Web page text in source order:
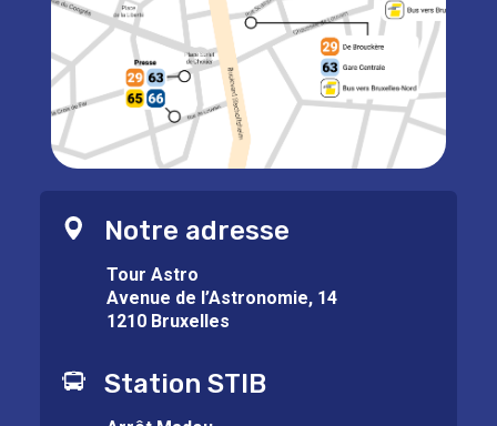
Notre adresse
Tour Astro
Avenue de l’Astronomie, 14
1210 Bruxelles
Station STIB